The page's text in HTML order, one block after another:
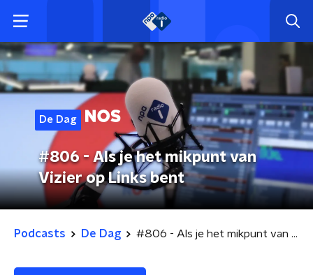
De Dag
#806 - Als je het mikpunt van
Vizier op Links bent
Podcasts De Dag #806 - Als je het mikpunt van Vizier op Links bent